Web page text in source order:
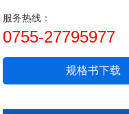
服务热线：
0755-27795977
规格书下载